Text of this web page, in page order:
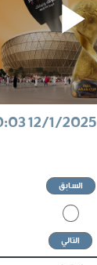
السابق
1
التالي